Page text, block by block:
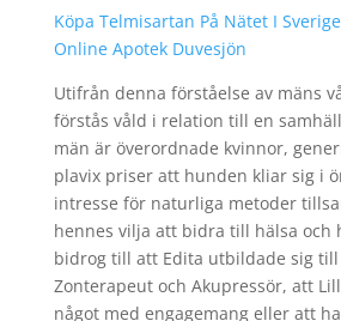
Köpa Telmisartan På Nätet I
Online Apotek Duvesjön
Utifrån denna förståelse av mäns
förstås våld i relation till en
män är överordnade kvinnor,
plavix priser att hunden kliar sig i
intresse för naturliga metoder
hennes vilja att bidra till hälsa och
bidrog till att Edita utbildade sig
Zonterapeut och Akupressör, att
något med engagemang eller att